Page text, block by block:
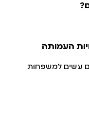
העמותה
עשים למשפחות